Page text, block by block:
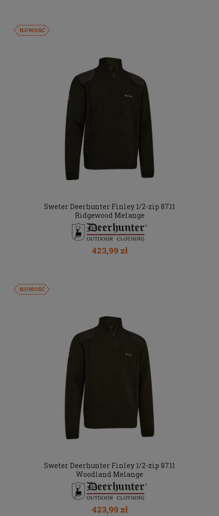
Sweter Deerhunter Finley 1/2-zip 8711
Ridgewood Melange
423,99 zł
NOWOŚĆ
Sweter Deerhunter Finley 1/2-zip 8711
Woodland Melange
423,99 zł
NOWOŚĆ